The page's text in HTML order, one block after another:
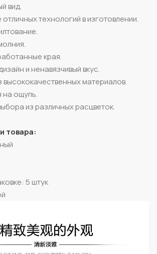
вид.
технологий в изготовлении.
края.
и ненавязчивый вкус.
высококачественных материалов.
на ощупь.
из различных расцветок.
товара:
5 штук